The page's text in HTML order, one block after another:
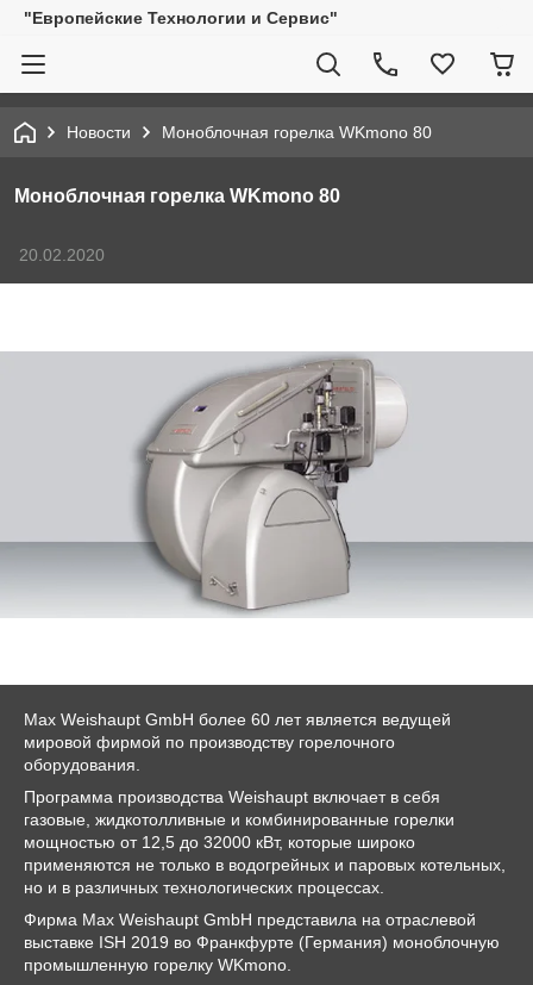
"Европейские Технологии и Сервис"
Новости Моноблочная горелка WKmono 80
Моноблочная горелка WKmono 80
20.02.2020
Max Weishaupt GmbH более 60 лет является ведущей
мировой фирмой по производству горелочного
оборудования.
Программа производства Weishaupt включает в себя
газовые, жидкотолливные и комбинированные горелки
мощностью от 12,5 до 32000 кВт, которые широко
применяются не только в водогрейных и паровых котельных,
но и в различных технологических процессах.
Фирма Max Weishaupt GmbH представила на отраслевой
выставке ISH 2019 во Франкфурте (Германия) моноблочную
промышленную горелку WKmono.